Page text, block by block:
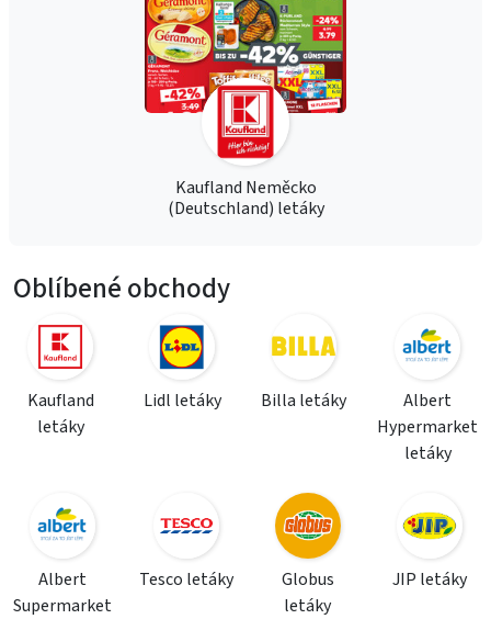
Kaufland Neměcko
(Deutschland) letáky
Oblíbené obchody
Kaufland
letáky
Lidl letáky Billa letáky
Albert
Hypermarket
letáky
Albert
Supermarket
Tesco letáky
Globus
letáky
JIP letáky